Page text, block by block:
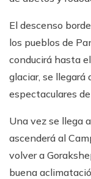
El descenso
los pueblos de
conducirá hasta
glaciar, se llegará
espectaculares
Una vez se llega
ascenderá al
volver a
buena